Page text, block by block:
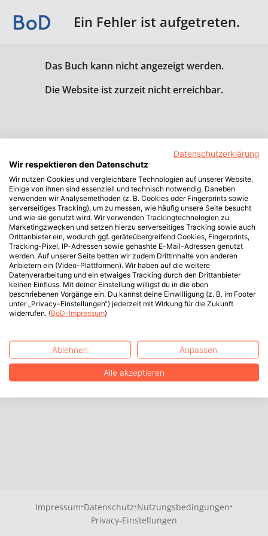
Ein Fehler ist aufgetreten.
Das Buch kann nicht angezeigt werden.
Die Website ist zurzeit nicht erreichbar.
Impressum·Datenschutz·Nutzungsbedingungen·
Privacy-Einstellungen
Datenschutzerklärung
Wir respektieren den Datenschutz
Wir nutzen Cookies und vergleichbare Technologien auf unserer Website.
Einige von ihnen sind essenziell und technisch notwendig. Daneben
verwenden wir Analysemethoden (z. B. Cookies oder Fingerprints sowie
serverseitiges Tracking), um zu messen, wie häufig unsere Seite besucht
und wie sie genutzt wird. Wir verwenden Trackingtechnologien zu
Marketingzwecken und setzen hierzu serverseitiges Tracking sowie auch
Drittanbieter ein, wodurch ggf. geräteübergreifend Cookies, Fingerprints,
Tracking-Pixel, IP-Adressen sowie gehashte E-Mail-Adressen genutzt
werden. Auf unserer Seite betten wir zudem Drittinhalte von anderen
Anbietern ein (Video-Plattformen). Wir haben auf die weitere
Datenverarbeitung und ein etwaiges Tracking durch den Drittanbieter
keinen Einfluss. Mit deiner Einstellung willigst du in die oben
beschriebenen Vorgänge ein. Du kannst deine Einwilligung (z. B. im Footer
unter „Privacy-Einstellungen“) jederzeit mit Wirkung für die Zukunft
widerrufen. (BoD-Impressum)
Ablehnen Anpassen
Alle akzeptieren